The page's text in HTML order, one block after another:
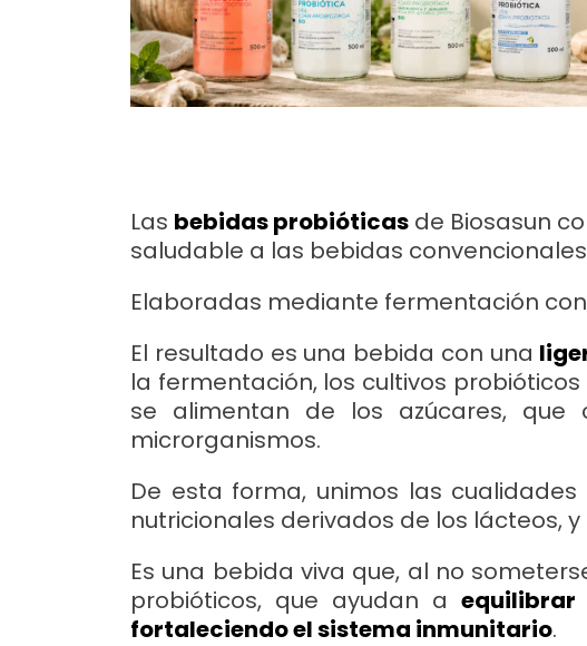
Las bebidas probióticas de Biosasun
saludable a las bebidas
Elaboradas mediante fermentación con
El resultado es una bebida con una
la fermentación, los cultivos
se alimentan de los azúcares, que
microrganismos.
De esta forma, unimos las
nutricionales derivados de los lácteos,
Es una bebida viva que, al no
probióticos, que ayudan a
fortaleciendo el sistema inmunitario.